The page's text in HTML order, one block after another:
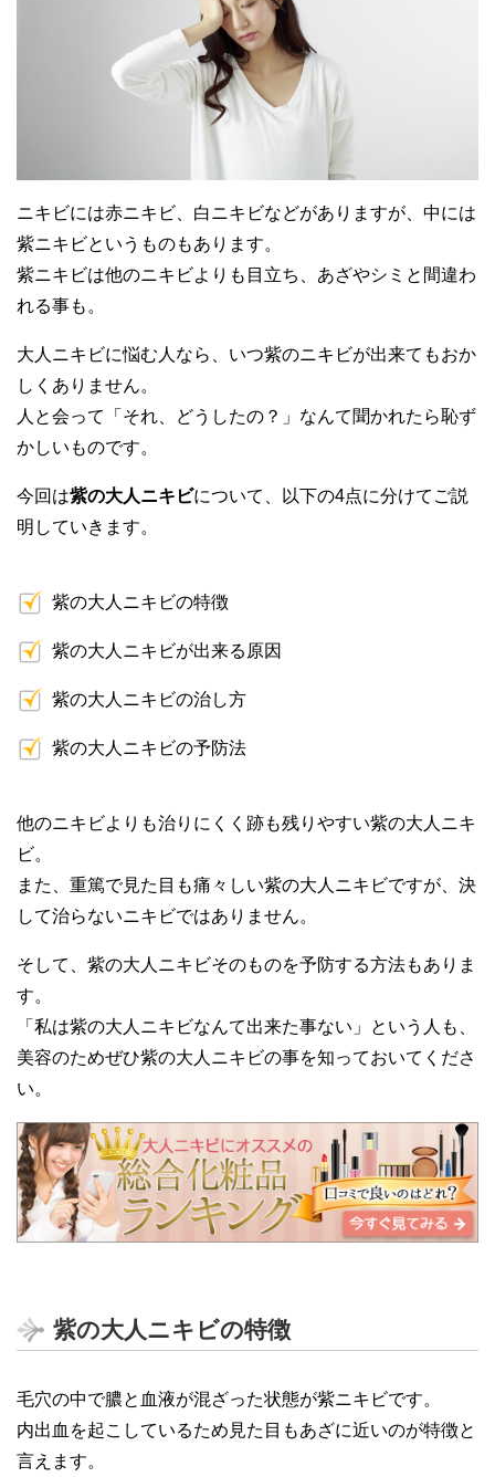
ニキビには赤ニキビ、白ニキビなどがありますが、中には
紫ニキビというものもあります。
紫ニキビは他のニキビよりも目立ち、あざやシミと間違わ
れる事も。
大人ニキビに悩む人なら、いつ紫のニキビが出来てもおか
しくありません。
人と会って「それ、どうしたの？」なんて聞かれたら恥ず
かしいものです。
今回は紫の大人ニキビについて、以下の4点に分けてご説
明していきます。
紫の大人ニキビの特徴
紫の大人ニキビが出来る原因
紫の大人ニキビの治し方
紫の大人ニキビの予防法
他のニキビよりも治りにくく跡も残りやすい紫の大人ニキ
ビ。
また、重篤で見た目も痛々しい紫の大人ニキビですが、決
して治らないニキビではありません。
そして、紫の大人ニキビそのものを予防する方法もありま
す。
「私は紫の大人ニキビなんて出来た事ない」という人も、
美容のためぜひ紫の大人ニキビの事を知っておいてくださ
い。
紫の大人ニキビの特徴
毛穴の中で膿と血液が混ざった状態が紫ニキビです。
内出血を起こしているため見た目もあざに近いのが特徴と
言えます。